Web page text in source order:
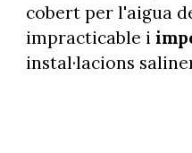
cobert per l'aigua
impracticable i
instal·lacions